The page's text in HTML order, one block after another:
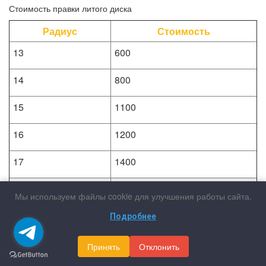
Стоимость правки литого диска
Радиус
Стоимость
13
600
14
800
15
1100
16
1200
17
1400
19
2200
20
2600
Мы используем файлы cookie для улучшения работы сайта.
Подробнее
Принять Отклонить